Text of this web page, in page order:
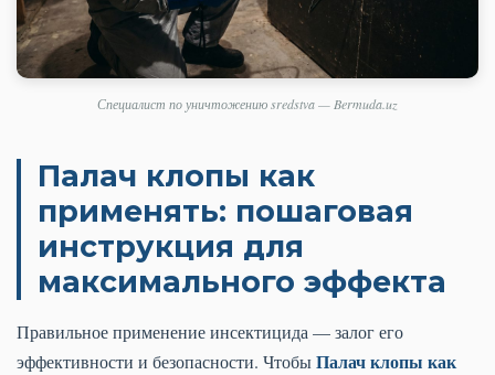
Специалист по уничтожению sredstva — Bermuda.uz
Палач клопы как
применять: пошаговая
инструкция для
максимального эффекта
Правильное применение инсектицида — залог его
эффективности и безопасности. ЧтобыПалач клопы как